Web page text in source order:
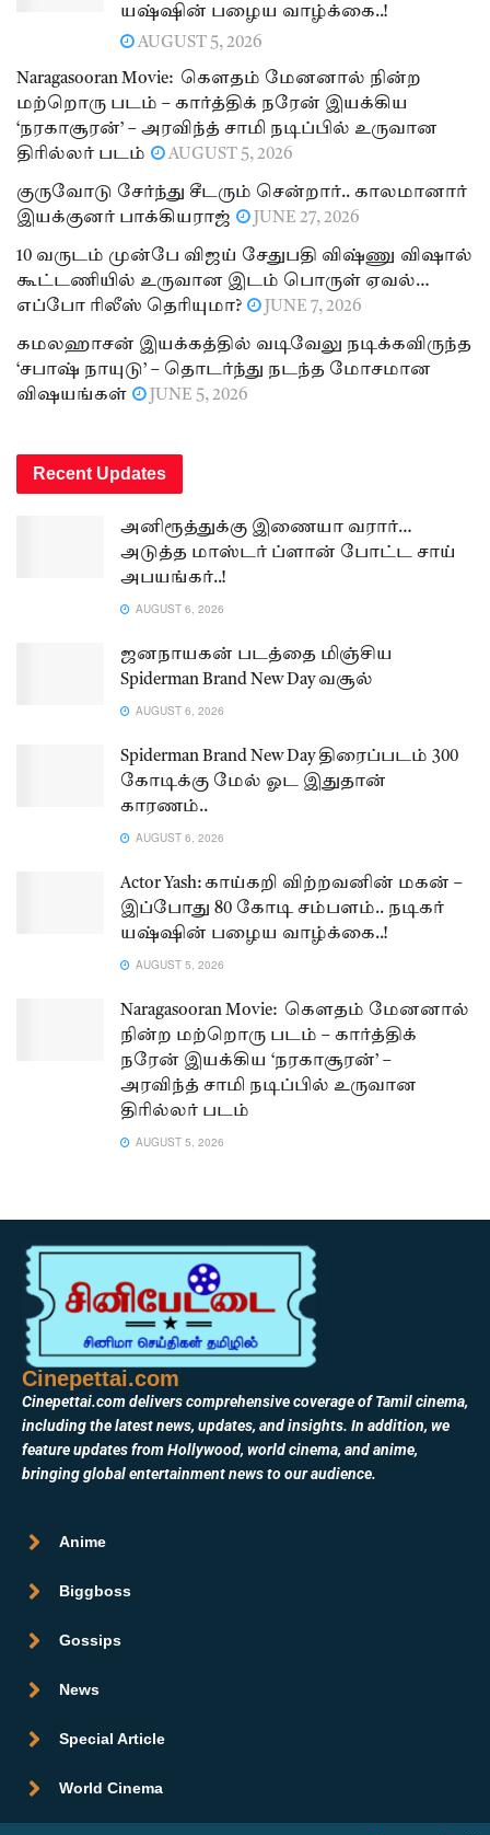
யஷ்ஷின் பழைய வாழ்க்கை..!
AUGUST 5, 2026
Naragasooran Movie: கௌதம் மேனனால் நின்ற
மற்றொரு படம் – கார்த்திக் நரேன் இயக்கிய
‘நரகாசூரன்’ – அரவிந்த் சாமி நடிப்பில் உருவான
திரில்லர் படம்
AUGUST 5, 2026
குருவோடு சேர்ந்து சீடரும் சென்றார்.. காலமானார்
இயக்குனர் பாக்கியராஜ்
JUNE 27, 2026
10 வருடம் முன்பே விஜய் சேதுபதி விஷ்ணு விஷால்
கூட்டணியில் உருவான இடம் பொருள் ஏவல்…
எப்போ ரிலீஸ் தெரியுமா?
JUNE 7, 2026
கமலஹாசன் இயக்கத்தில் வடிவேலு நடிக்கவிருந்த
‘சபாஷ் நாயுடு’ – தொடர்ந்து நடந்த மோசமான
விஷயங்கள்
JUNE 5, 2026
Recent Updates
அனிரூத்துக்கு இணையா வரார்…
அடுத்த மாஸ்டர் ப்ளான் போட்ட சாய்
அபயங்கர்..!
AUGUST 6, 2026
ஜனநாயகன் படத்தை மிஞ்சிய
Spiderman Brand New Day வசூல்
AUGUST 6, 2026
Spiderman Brand New Day திரைப்படம் 300
கோடிக்கு மேல் ஓட இதுதான்
காரணம்..
AUGUST 6, 2026
Actor Yash: காய்கறி விற்றவனின் மகன் –
இப்போது 80 கோடி சம்பளம்.. நடிகர்
யஷ்ஷின் பழைய வாழ்க்கை..!
AUGUST 5, 2026
Naragasooran Movie: கௌதம் மேனனால்
நின்ற மற்றொரு படம் – கார்த்திக்
நரேன் இயக்கிய ‘நரகாசூரன்’ –
அரவிந்த் சாமி நடிப்பில் உருவான
திரில்லர் படம்
AUGUST 5, 2026
Cinepettai.com
Cinepettai.com delivers comprehensive coverage of Tamil cinema,
including the latest news, updates, and insights. In addition, we
feature updates from Hollywood, world cinema, and anime,
bringing global entertainment news to our audience.
Anime
Biggboss
Gossips
News
Special Article
World Cinema